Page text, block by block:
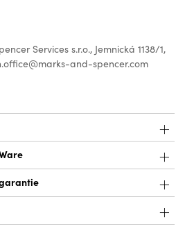
Services s.r.o., Jemnická 1138/1,
and-spencer.com